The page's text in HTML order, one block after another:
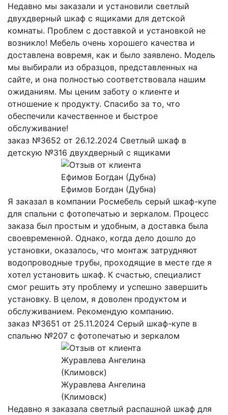
Недавно мы заказали и установили светлый
двухдверный шкаф с ящиками для детской
комнаты. Проблем с доставкой и установкой не
возникло! Мебель очень хорошего качества и
доставлена вовремя, как и было заявлено. Модель
мы выбирали из образцов, представленных на
сайте, и она полностью соответствовала нашим
ожиданиям. Мы ценим заботу о клиенте и
отношение к продукту. Спасибо за то, что
обеспечили качественное и быстрое
обслуживание!
заказ №3652 от 26.12.2024 Светлый шкаф в
детскую №316 двухдверный с ящиками
Ефимов Богдан (Дубна)
Я заказал в компании Росмебель серый шкаф-купе
для спальни с фотопечатью и зеркалом. Процесс
заказа был простым и удобным, а доставка была
своевременной. Однако, когда дело дошло до
установки, оказалось, что монтаж затрудняют
водопроводные трубы, проходящие в месте где я
хотел установить шкаф. К счастью, специалист
смог решить эту проблему и успешно завершить
установку. В целом, я доволен продуктом и
обслуживанием. Рекомендую компанию.
заказ №3651 от 25.11.2024 Серый шкаф-купе в
спальню №207 с фотопечатью и зеркалом
Журавлева Ангелина
(Климовск)
Недавно я заказала светлый распашной шкаф для